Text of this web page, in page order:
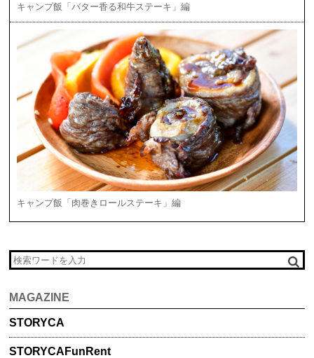
MAGAZINE
STORYCA
STORYCA FunRent
キャンプ飯「バター香る和牛ステーキ」編
キャンプ飯「肉巻きロールステーキ」編